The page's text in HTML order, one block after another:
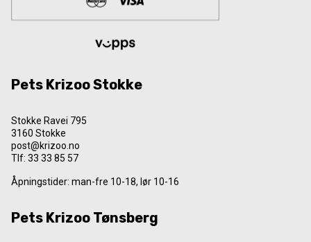
Pets Krizoo Stokke
Stokke Ravei 795
3160 Stokke
post@krizoo.no
Tlf: 33 33 85 57
Åpningstider: man-fre 10-18, lør 10-16
Pets Krizoo Tønsberg